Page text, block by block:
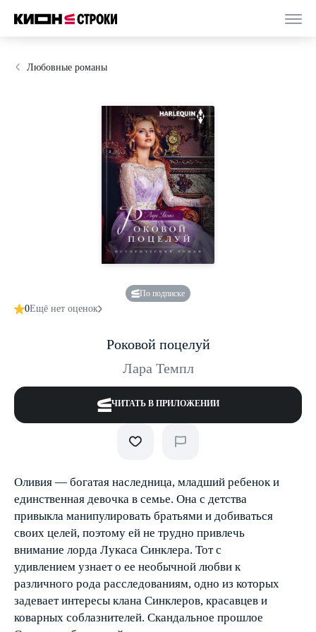
Любовные романы
По подписке
0Ещё нет оценок
Роковой поцелуй
Лара Темпл
ЧИТАТЬ В ПРИЛОЖЕНИИ
Оливия — богатая наследница, младший ребенок и
единственная девочка в семье. Она с детства
привыкла манипулировать братьями и добиваться
своих целей, поэтому ей не трудно привлечь
внимание лорда Лукаса Синклера. Тот с
удивлением узнает о ее необычной любви к
различного рода расследованиям, одно из которых
задевает интересы клана Синклеров, красавцев и
коварных соблазнителей. Скандальное прошлое